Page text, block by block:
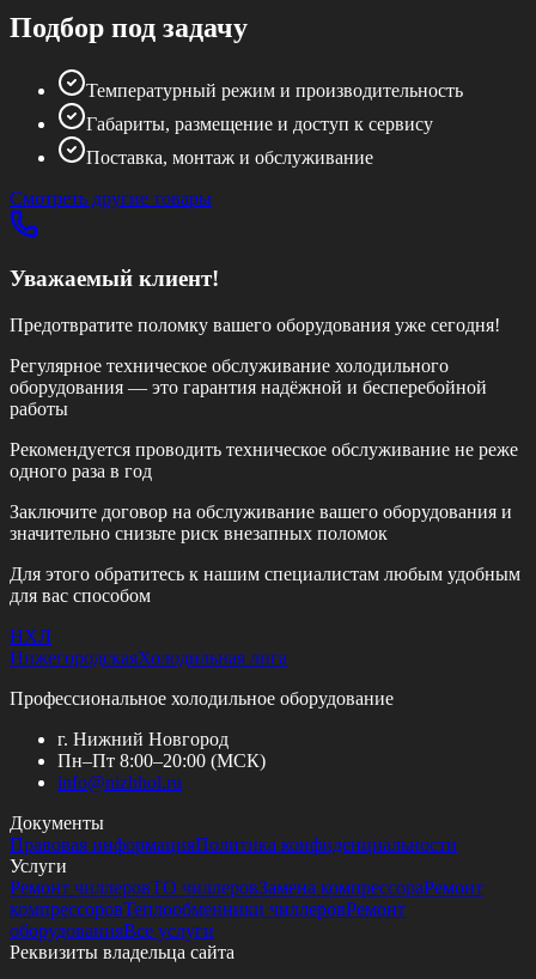
Подбор под задачу
Температурный режим и производительность
Габариты, размещение и доступ к сервису
Поставка, монтаж и обслуживание
Смотреть другие товары
Уважаемый клиент!
Предотвратите поломку вашего оборудования уже сегодня!
Регулярное техническое обслуживание холодильного
оборудования — это гарантия надёжной и бесперебойной
работы
Рекомендуется проводить техническое обслуживание не реже
одного раза в год
Заключите договор на обслуживание вашего оборудования и
значительно снизьте риск внезапных поломок
Для этого обратитесь к нашим специалистам любым удобным
для вас способом
НХЛ
НижегородскаяХолодильная лига
Профессиональное холодильное оборудование
г. Нижний Новгород
Пн–Пт 8:00–20:00 (МСК)
info@nizhhol.ru
Документы
Правовая информацияПолитика конфиденциальности
Услуги
Ремонт чиллеровТО чиллеровЗамена компрессораРемонт
компрессоровТеплообменники чиллеровРемонт
оборудованияВсе услуги
Реквизиты владельца сайта